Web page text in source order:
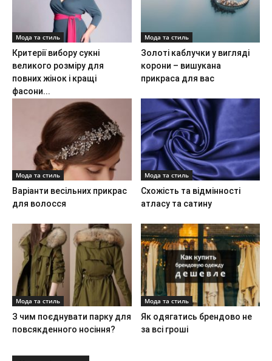
Мода та стиль
Критерії вибору сукні
великого розміру для
повних жінок і кращі
фасони...
Мода та стиль
Золоті каблучки у вигляді
корони – вишукана
прикраса для вас
Мода та стиль
Варіанти весільних прикрас
для волосся
Мода та стиль
Схожість та відмінності
атласу та сатину
Мода та стиль
З чим поєднувати парку для
повсякденного носіння?
Мода та стиль
Як одягатись брендово не
за всі гроші